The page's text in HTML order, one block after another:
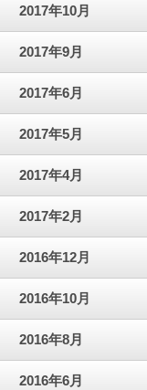
2017年10月
2017年9月
2017年6月
2017年5月
2017年4月
2017年2月
2016年12月
2016年10月
2016年8月
2016年6月